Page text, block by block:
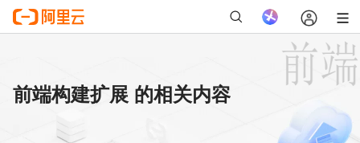
前端构建扩展 的相关内容